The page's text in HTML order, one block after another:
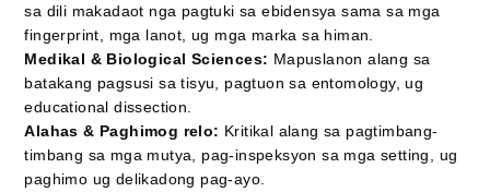
sa dili makadaot nga pagtuki sa ebidensya sama sa mga
fingerprint, mga lanot, ug mga marka sa himan.
Medikal & Biological Sciences: Mapuslanon alang sa
batakang pagsusi sa tisyu, pagtuon sa entomology, ug
educational dissection.
Alahas & Paghimog relo: Kritikal alang sa pagtimbang-
timbang sa mga mutya, pag-inspeksyon sa mga setting, ug
paghimo ug delikadong pag-ayo.